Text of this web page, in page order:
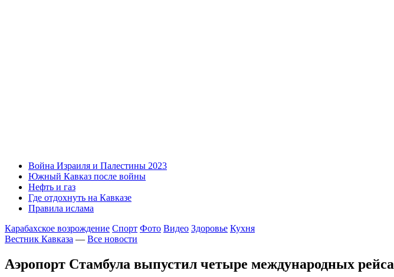
Война Израиля и Палестины 2023
Южный Кавказ после войны
Нефть и газ
Где отдохнуть на Кавказе
Правила ислама
Карабахское возрождение Спорт Фото Видео Здоровье Кухня
Вестник Кавказа — Все новости
Аэропорт Стамбула выпустил четыре международных рейса